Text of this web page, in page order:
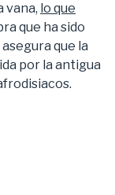
vana, lo que
que ha sido
que la
por la antigua